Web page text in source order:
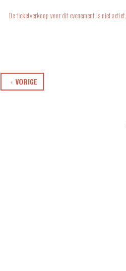
De ticketverkoop voor dit evenement is niet actief.
VORIGE